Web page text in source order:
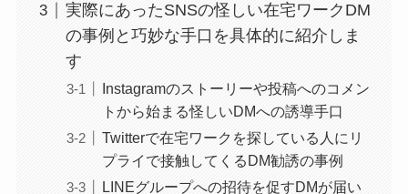
実際にあったSNSの怪しい在宅ワークDM
の事例と巧妙な手口を具体的に紹介しま
す
Instagramのストーリーや投稿へのコメン
トから始まる怪しいDMへの誘導手口
Twitterで在宅ワークを探している人にリ
プライで接触してくるDM勧誘の事例
LINEグループへの招待を促すDMが届い